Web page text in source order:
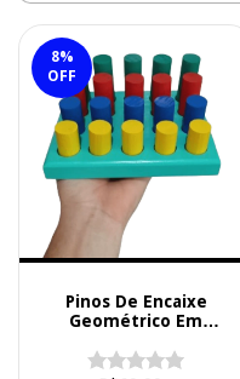
8%
OFF
Pinos De Encaixe
Geométrico Em
Woodtoys